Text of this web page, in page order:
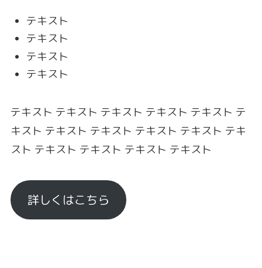
テキスト
テキスト
テキスト
テキスト
テキスト テキスト テキスト テキスト テキスト テ
キスト テキスト テキスト テキスト テキスト テキ
スト テキスト テキスト テキスト テキスト
詳しくはこちら